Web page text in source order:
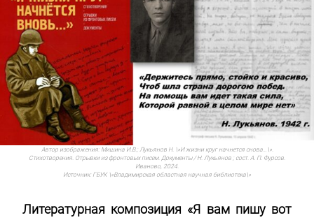
Автор изображения: Мишина И.В.; Лукьянов Н. \»И жизни круг начнется снова…\».
Стихотворения. Отрывки из фронтовых писем. Документы / Н. Лукьянов ; сост. А. П. Фурсов.
Иваново, 2024.
Источник: ГБУК \»Владимирская областная научная библиотека\»
Литературная композиция «Я вам пишу вот